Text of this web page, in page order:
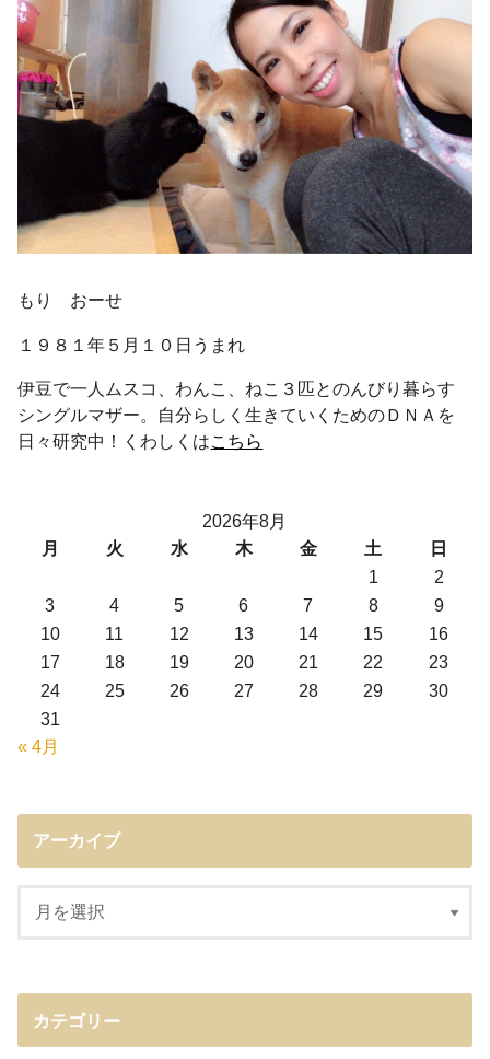
もり おーせ
１９８１年５月１０日うまれ
伊豆で一人ムスコ、わんこ、ねこ３匹とのんびり暮らす
シングルマザー。自分らしく生きていくためのＤＮＡを
日々研究中！くわしくはこちら
2026年8月
月
火 水 木 金 土
日
1
2
3
4 5 6 7 8
9
10
11 12 13 14 15
16
17
18 19 20 21 22
23
24
25 26 27 28 29
30
31
« 4月
アーカイブ
カテゴリー